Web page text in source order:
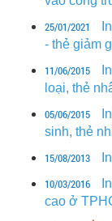
25/01/2021
- thẻ giảm
11/06/2015
loại, thẻ
05/06/2015
sinh, thẻ
15/08/2013
10/03/2016
cao ở